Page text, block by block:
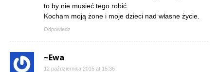
to by nie musieć tego robić.
Kocham moją żone i moje dzieci nad własne życie.
Odpowiedz
~Ewa
12 października 2015 at 15:36